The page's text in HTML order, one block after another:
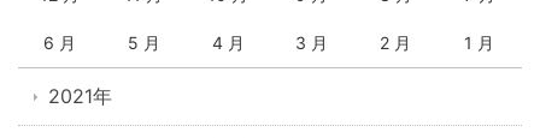
6 月 5 月 4 月 3 月 2 月 1 月
2021年